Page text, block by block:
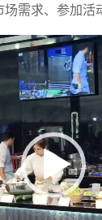
需求、参加